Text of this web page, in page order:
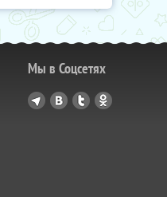
Мы в Соцсетях